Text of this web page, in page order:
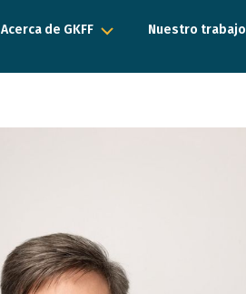
Acerca de GKFF Nuestro trabajo